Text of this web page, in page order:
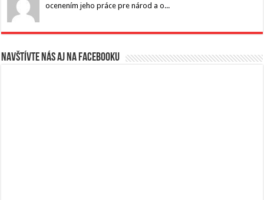
ocenením jeho práce pre národ a o...
Navštívte nás aj na Facebooku